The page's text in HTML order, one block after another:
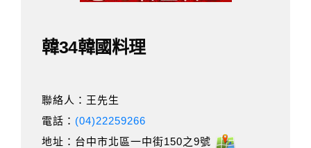
韓34韓國料理
聯絡人：王先生
電話： (04)22259266
地址：台中市北區一中街150之9號